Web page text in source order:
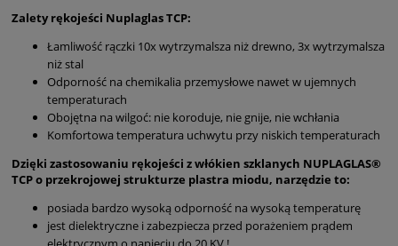
Zalety rękojeści Nuplaglas TCP:
Łamliwość rączki 10x wytrzymalsza niż drewno, 3x wytrzymalsza
niż stal
Odporność na chemikalia przemysłowe nawet w ujemnych
temperaturach
Obojętna na wilgoć: nie koroduje, nie gnije, nie wchłania
Komfortowa temperatura uchwytu przy niskich temperaturach
Dzięki zastosowaniu rękojeści z włókien szklanych NUPLAGLAS®
TCP o przekrojowej strukturze plastra miodu, narzędzie to:
posiada bardzo wysoką odporność na wysoką temperaturę
jest dielektryczne i zabezpiecza przed porażeniem prądem